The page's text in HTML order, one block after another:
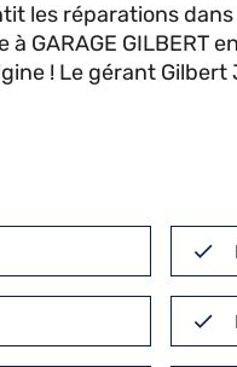
les réparations dans
GARAGE GILBERT
! Le gérant Gilbert